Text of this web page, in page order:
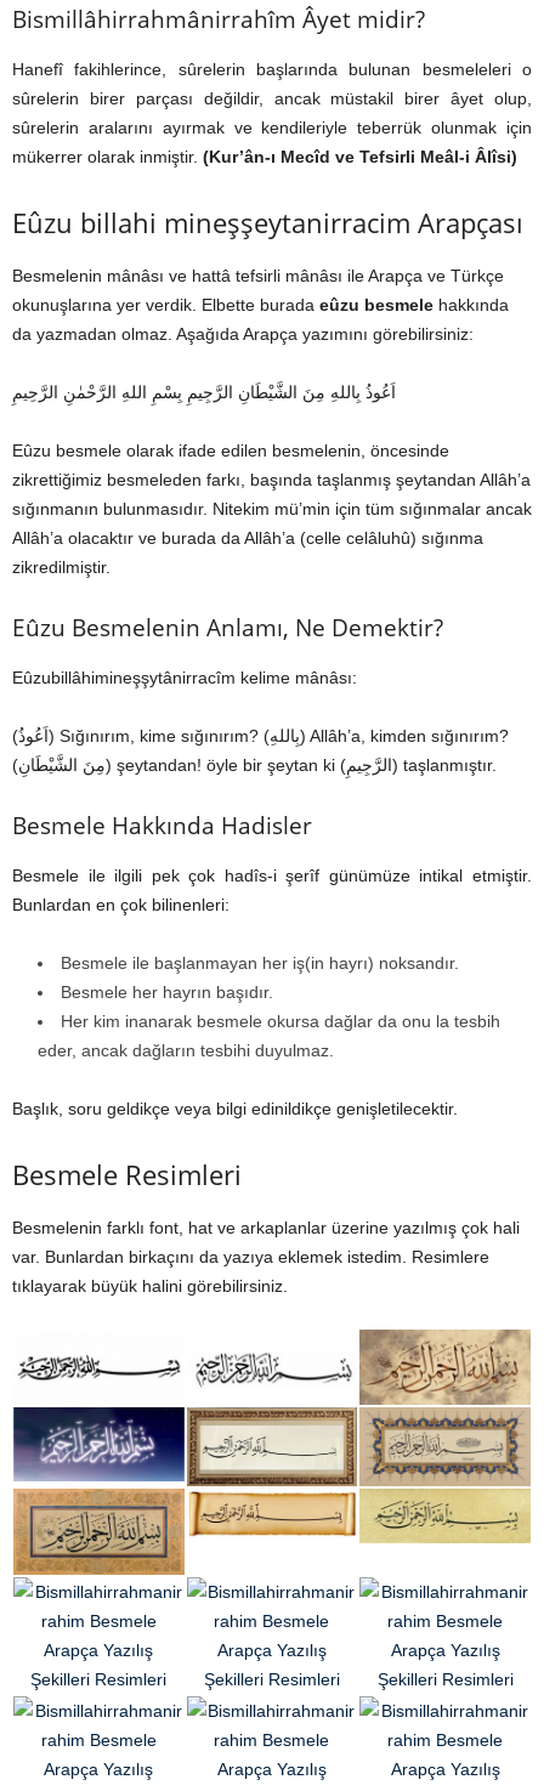
Bismillâhirrahmânirrahîm Âyet midir?
Hanefî fakihlerince, sûrelerin başlarında bulunan besmeleleri o
sûrelerin birer parçası değildir, ancak müstakil birer âyet olup,
sûrelerin aralarını ayırmak ve kendileriyle teberrük olunmak için
mükerrer olarak inmiştir. (Kur’ân-ı Mecîd ve Tefsirli Meâl-i Âlîsi)
Eûzu billahi mineşşeytanirracim Arapçası
Besmelenin mânâsı ve hattâ tefsirli mânâsı ile Arapça ve Türkçe
okunuşlarına yer verdik. Elbette burada eûzu besmele hakkında
da yazmadan olmaz. Aşağıda Arapça yazımını görebilirsiniz:
اَعُوذُ بِاللهِ مِنَ الشَّيْطَانِ الرَّجِيمِ بِسْمِ اللهِ الرَّحْمٰنِ الرَّحِيمِ
Eûzu besmele olarak ifade edilen besmelenin, öncesinde
zikrettiğimiz besmeleden farkı, başında taşlanmış şeytandan Allâh’a
sığınmanın bulunmasıdır. Nitekim mü’min için tüm sığınmalar ancak
Allâh’a olacaktır ve burada da Allâh’a (celle celâluhû) sığınma
zikredilmiştir.
Eûzu Besmelenin Anlamı, Ne Demektir?
Eûzubillâhimineşşytânirracîm kelime mânâsı:
(اَعُوذُ) Sığınırım, kime sığınırım? (بِاللهِ) Allâh’a, kimden sığınırım?
(مِنَ الشَّيْطَانِ) şeytandan! öyle bir şeytan ki (الرَّجِيمِ) taşlanmıştır.
Besmele Hakkında Hadisler
Besmele ile ilgili pek çok hadîs-i şerîf günümüze intikal etmiştir.
Bunlardan en çok bilinenleri:
Besmele ile başlanmayan her iş(in hayrı) noksandır.
Besmele her hayrın başıdır.
Her kim inanarak besmele okursa dağlar da onu la tesbih
eder, ancak dağların tesbihi duyulmaz.
Başlık, soru geldikçe veya bilgi edinildikçe genişletilecektir.
Besmele Resimleri
Besmelenin farklı font, hat ve arkaplanlar üzerine yazılmış çok hali
var. Bunlardan birkaçını da yazıya eklemek istedim. Resimlere
tıklayarak büyük halini görebilirsiniz.